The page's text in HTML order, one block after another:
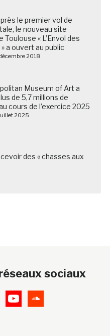
le premier vol de
le nouveau site
Toulouse « L’Envol des
a ouvert au public
2018
Museum of Art a
de 5,7 millions de
cours de l’exercice 2025
2025
des « chasses aux
sociaux